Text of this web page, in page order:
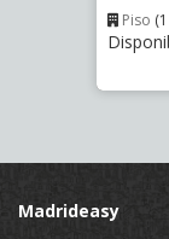
Piso
Madrideasy